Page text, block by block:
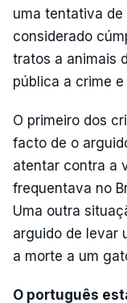
uma tentativa
considerado
tratos a animais
pública a crime
O primeiro dos
facto de o
atentar contra a
frequentava no
Uma outra
arguido de levar
a morte a um
O português